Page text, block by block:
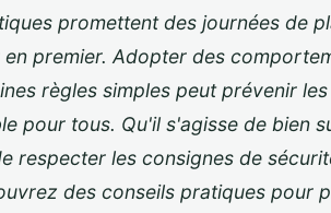
promettent des journées de
premier. Adopter des
règles simples peut prévenir
pour tous. Qu'il s'agisse de bien
respecter les consignes de
des conseils pratiques pour